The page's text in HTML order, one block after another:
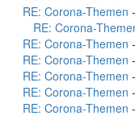
RE: Corona-Themen
RE: Corona-
RE: Corona-Themen
RE: Corona-Themen
RE: Corona-Themen
RE: Corona-Themen
RE: Corona-Themen